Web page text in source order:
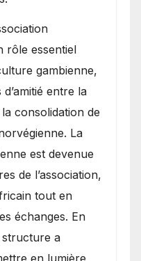
rôle essentiel
gambienne,
entre la
consolidation de
La
est devenue
de l’association,
tout en
échanges. En
a
en lumière